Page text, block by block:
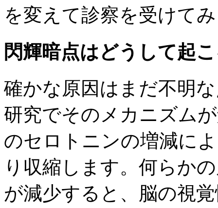
を変えて診察を受けて
閃輝暗点はどうして起
確かな原因はまだ不明
研究でそのメカニズム
のセロトニンの増減に
り収縮します。何らか
が減少すると、脳の視